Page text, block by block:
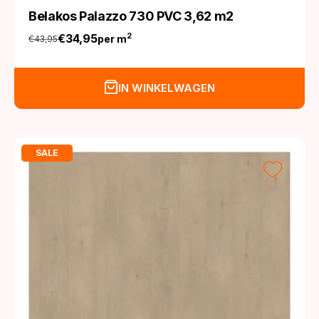
Belakos Palazzo 730 PVC 3,62 m2
€43,95
Oorspronkelijke
prijs
€34,95
Huidige
prijs
per m2
IN WINKELWAGEN
SALE